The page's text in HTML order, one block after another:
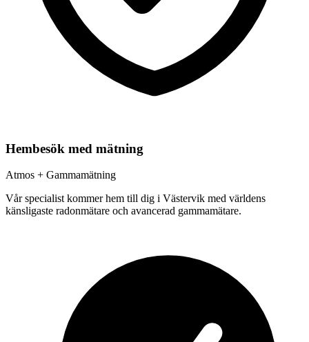
Hembesök med mätning
Atmos + Gammamätning
Vår specialist kommer hem till dig i Västervik med världens
känsligaste radonmätare och avancerad gammamätare.